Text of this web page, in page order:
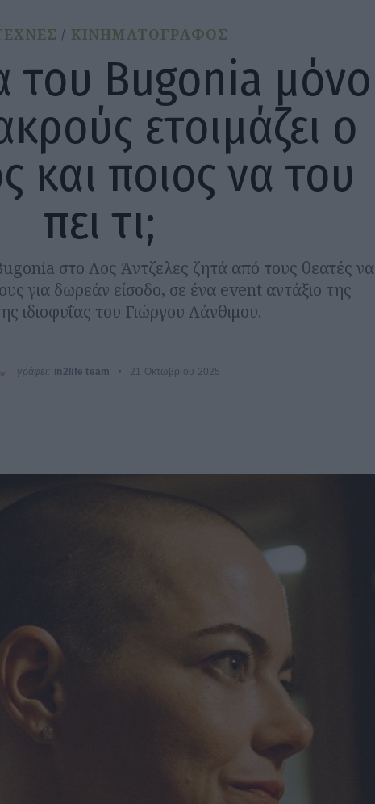
ΚΙΝΗΜΑΤΟΓΡΑΦΟΣ
του Bugonia μόνο
ετοιμάζει ο
και ποιος να του
πει τι;
στο Λος Άντζελες ζητά από τους θεατές να
για δωρεάν είσοδο, σε ένα event αντάξιο της
ιδιοφυΐας του Γιώργου Λάνθιμου.
γράφει: in2life team 21 Οκτωβρίου 2025